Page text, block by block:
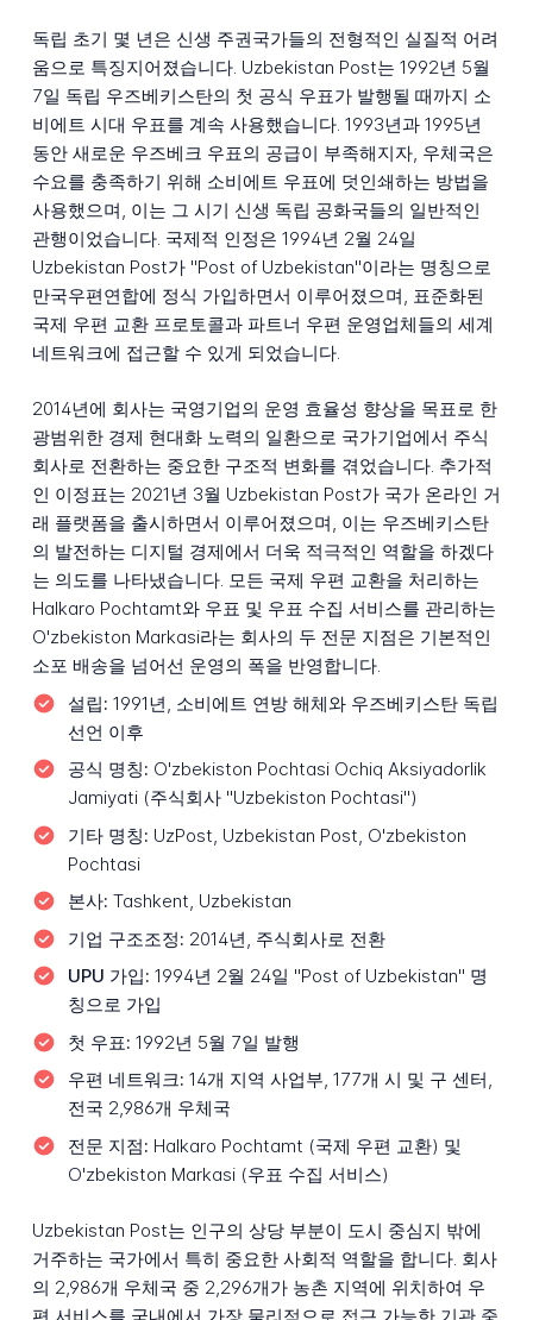
독립 초기 몇 년은 신생 주권국가들의 전형적인 실질적 어려
움으로 특징지어졌습니다. Uzbekistan Post는 1992년 5월
7일 독립 우즈베키스탄의 첫 공식 우표가 발행될 때까지 소
비에트 시대 우표를 계속 사용했습니다. 1993년과 1995년
동안 새로운 우즈베크 우표의 공급이 부족해지자, 우체국은
수요를 충족하기 위해 소비에트 우표에 덧인쇄하는 방법을
사용했으며, 이는 그 시기 신생 독립 공화국들의 일반적인
관행이었습니다. 국제적 인정은 1994년 2월 24일
Uzbekistan Post가 "Post of Uzbekistan"이라는 명칭으로
만국우편연합에 정식 가입하면서 이루어졌으며, 표준화된
국제 우편 교환 프로토콜과 파트너 우편 운영업체들의 세계
네트워크에 접근할 수 있게 되었습니다.
2014년에 회사는 국영기업의 운영 효율성 향상을 목표로 한
광범위한 경제 현대화 노력의 일환으로 국가기업에서 주식
회사로 전환하는 중요한 구조적 변화를 겪었습니다. 추가적
인 이정표는 2021년 3월 Uzbekistan Post가 국가 온라인 거
래 플랫폼을 출시하면서 이루어졌으며, 이는 우즈베키스탄
의 발전하는 디지털 경제에서 더욱 적극적인 역할을 하겠다
는 의도를 나타냈습니다. 모든 국제 우편 교환을 처리하는
Halkaro Pochtamt와 우표 및 우표 수집 서비스를 관리하는
O'zbekiston Markasi라는 회사의 두 전문 지점은 기본적인
소포 배송을 넘어선 운영의 폭을 반영합니다.
설립: 1991년, 소비에트 연방 해체와 우즈베키스탄 독립
선언 이후
공식 명칭: O'zbekiston Pochtasi Ochiq Aksiyadorlik
Jamiyati (주식회사 "Uzbekiston Pochtasi")
기타 명칭: UzPost, Uzbekistan Post, O'zbekiston
Pochtasi
본사: Tashkent, Uzbekistan
기업 구조조정: 2014년, 주식회사로 전환
UPU 가입: 1994년 2월 24일 "Post of Uzbekistan" 명
칭으로 가입
첫 우표: 1992년 5월 7일 발행
우편 네트워크: 14개 지역 사업부, 177개 시 및 구 센터,
전국 2,986개 우체국
전문 지점: Halkaro Pochtamt (국제 우편 교환) 및
O'zbekiston Markasi (우표 수집 서비스)
Uzbekistan Post는 인구의 상당 부분이 도시 중심지 밖에
거주하는 국가에서 특히 중요한 사회적 역할을 합니다. 회사
의 2,986개 우체국 중 2,296개가 농촌 지역에 위치하여 우
편 서비스를 국내에서 가장 물리적으로 접근 가능한 기관 중